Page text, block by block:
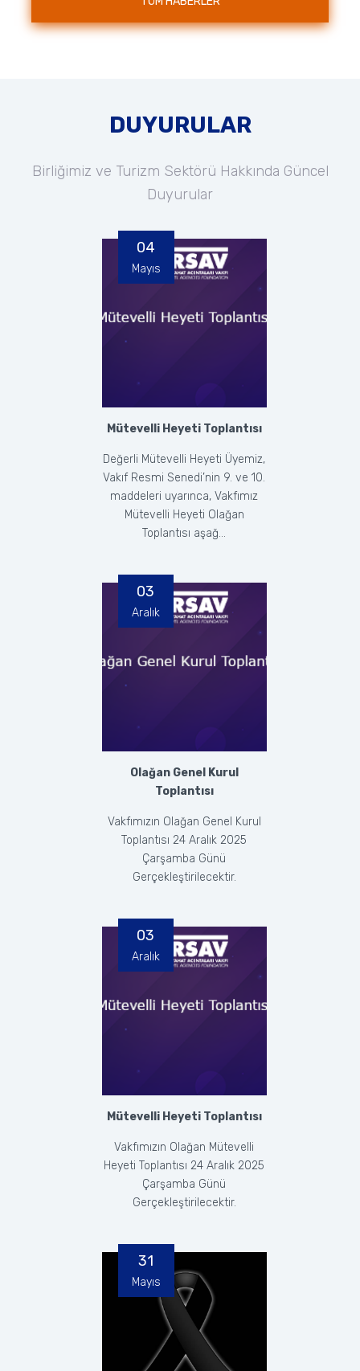
DUYURULAR
Birliğimiz ve Turizm Sektörü Hakkında Güncel
Duyurular
Mütevelli Heyeti Toplantısı
Değerli Mütevelli Heyeti Üyemiz,
Vakıf Resmi Senedi’nin 9. ve 10.
maddeleri uyarınca, Vakfımız
Mütevelli Heyeti Olağan
Toplantısı aşağ...
04
Mayıs
Olağan Genel Kurul
Toplantısı
Vakfımızın Olağan Genel Kurul
Toplantısı 24 Aralık 2025
Çarşamba Günü
Gerçekleştirilecektir.
03
Aralık
Mütevelli Heyeti Toplantısı
Vakfımızın Olağan Mütevelli
Heyeti Toplantısı 24 Aralık 2025
Çarşamba Günü
Gerçekleştirilecektir.
03
Aralık
31
Mayıs